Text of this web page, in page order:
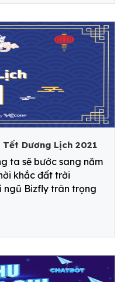
Dương Lịch 2021
ta sẽ bước sang năm
khắc đất trời
ngũ Bizfly trân trọng